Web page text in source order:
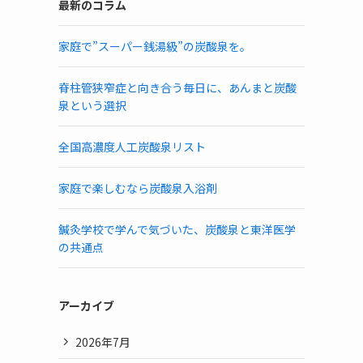
最新のコラム
家庭で”スーパー銭湯級”の炭酸泉を。
脊柱管狭窄症と向き合う毎日に、あんまと炭酸
泉という選択
全国高濃度人工炭酸泉リスト
家庭で楽しむなら炭酸泉入浴剤
鍼灸学校で学んで気づいた、炭酸泉と東洋医学
の共通点
アーカイブ
2026年7月